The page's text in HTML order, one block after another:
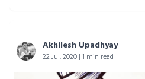
Akhilesh Upadhyay
22 Jul, 2020 | 1 min read